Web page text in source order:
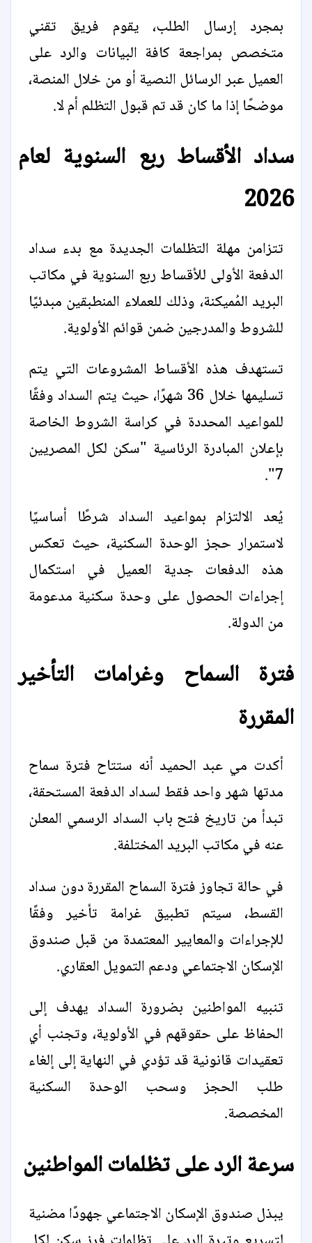
بمجرد إرسال الطلب، يقوم فريق تقني
متخصص بمراجعة كافة البيانات والرد على
العميل عبر الرسائل النصية أو من خلال المنصة،
موضحًا إذا ما كان قد تم قبول التظلم أم لا.
سداد الأقساط ربع السنوية لعام
2026
تتزامن مهلة التظلمات الجديدة مع بدء سداد
الدفعة الأولى للأقساط ربع السنوية في مكاتب
البريد المُميكنة، وذلك للعملاء المنطبقين مبدئيًا
للشروط والمدرجين ضمن قوائم الأولوية.
تستهدف هذه الأقساط المشروعات التي يتم
تسليمها خلال 36 شهرًا، حيث يتم السداد وفقًا
للمواعيد المحددة في كراسة الشروط الخاصة
بإعلان المبادرة الرئاسية "سكن لكل المصريين
7".
يُعد الالتزام بمواعيد السداد شرطًا أساسيًا
لاستمرار حجز الوحدة السكنية، حيث تعكس
هذه الدفعات جدية العميل في استكمال
إجراءات الحصول على وحدة سكنية مدعومة
من الدولة.
فترة السماح وغرامات التأخير
المقررة
أكدت مي عبد الحميد أنه ستتاح فترة سماح
مدتها شهر واحد فقط لسداد الدفعة المستحقة،
تبدأ من تاريخ فتح باب السداد الرسمي المعلن
عنه في مكاتب البريد المختلفة.
في حالة تجاوز فترة السماح المقررة دون سداد
القسط، سيتم تطبيق غرامة تأخير وفقًا
للإجراءات والمعايير المعتمدة من قبل صندوق
الإسكان الاجتماعي ودعم التمويل العقاري.
تنبيه المواطنين بضرورة السداد يهدف إلى
الحفاظ على حقوقهم في الأولوية، وتجنب أي
تعقيدات قانونية قد تؤدي في النهاية إلى إلغاء
طلب الحجز وسحب الوحدة السكنية
المخصصة.
سرعة الرد على تظلمات المواطنين
يبذل صندوق الإسكان الاجتماعي جهودًا مضنية